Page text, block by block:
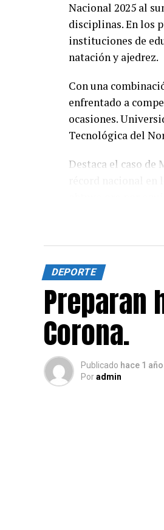
Nacional 2025 al
disciplinas. En los
instituciones de
natación y ajedrez.
Con una
enfrentado a
ocasiones.
Tecnológica del
Destaca el caso
obtuvo oro por
El impulso al
para alcanzar
universitario,
La Universiada
cosecha de
sólo compiten por
DEPORTE
Preparan
Corona.
Publicado hace 1 año
Poradmin